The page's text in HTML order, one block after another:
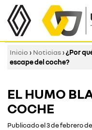
Inicio › Noticias›¿Por
escape del coche?
EL HUMO
COCHE
Publicado el 3 de febrero